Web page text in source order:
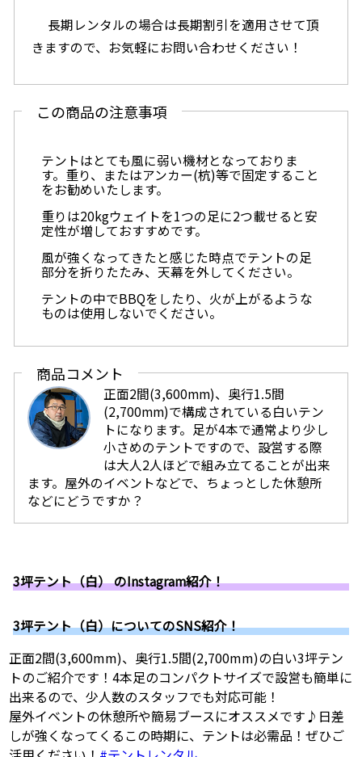
長期レンタルの場合は長期割引を適用させて頂
きますので、お気軽にお問い合わせください！
この商品の注意事項
テントはとても風に弱い機材となっておりま
す。重り、またはアンカー(杭)等で固定すること
をお勧めいたします。
重りは20kgウェイトを1つの足に2つ載せると安
定性が増しておすすめです。
風が強くなってきたと感じた時点でテントの足
部分を折りたたみ、天幕を外してください。
テントの中でBBQをしたり、火が上がるような
ものは使用しないでください。
商品コメント
正面2間(3,600mm)、奥行1.5間
(2,700mm)で構成されている白いテン
トになります。足が4本で通常より少し
小さめのテントですので、設営する際
は大人2人ほどで組み立てることが出来
ます。屋外のイベントなどで、ちょっとした休憩所
などにどうですか？
3坪テント（白） のInstagram紹介！
3坪テント（白）についてのSNS紹介！
正面2間(3,600mm)、奥行1.5間(2,700mm)の白い3坪テン
トのご紹介です！4本足のコンパクトサイズで設営も簡単に
出来るので、少人数のスタッフでも対応可能！
屋外イベントの休憩所や簡易ブースにオススメです♪日差
しが強くなってくるこの時期に、テントは必需品！ぜひご